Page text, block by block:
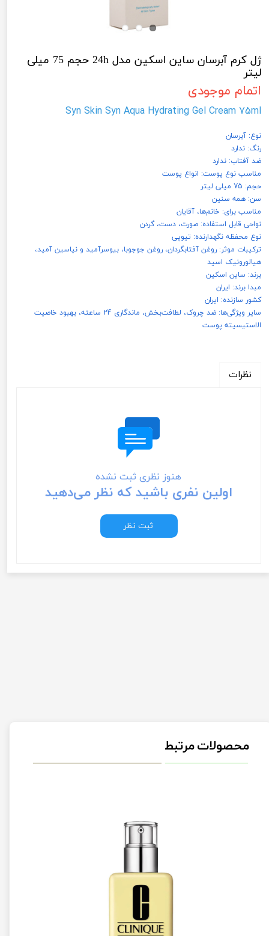
ژل کرم آبرسان ساین اسکین مدل 24h حجم 75 میلی
لیتر
اتمام موجودی
Syn Skin Syn Aqua Hydrating Gel Cream 75ml
نوع: آبرسان
رنگ: ندارد
ضد آفتاب: ندارد
مناسب نوع پوست: انواع پوست
حجم: 75 میلی لیتر
سن: همه سنین
مناسب برای: خانم‌ها، آقایان
نواحی قابل استفاده: صورت، دست، گردن
نوع محفظه نگهدارنده: تیوپی
ترکیبات موثر: روغن آفتابگردان، روغن جوجوبا، بیوسرآمید و نیاسین آمید،
هیالورونیک اسید
برند: ساین اسکین
مبدا برند: ایران
کشور سازنده: ایران
سایر ویژگی‌ها: ضد چروک، لطافت‌بخش، ماندگاری 24 ساعته، بهبود خاصیت
الاستیسیته پوست
نظرات
هنوز نظری ثبت نشده
اولین نفری باشید که نظر می‌دهید
ثبت نظر
محصولات مرتبط